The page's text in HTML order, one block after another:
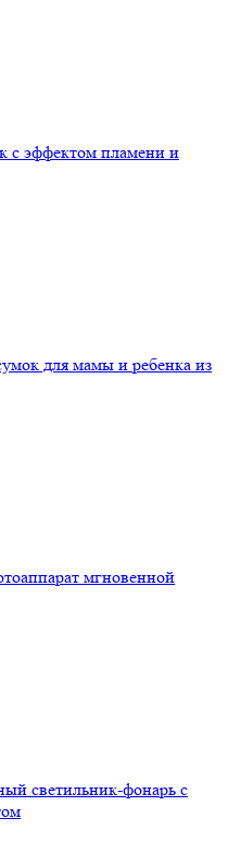
с эффектом пламени и
для мамы и ребенка из
мгновенной
светильник-фонарь с